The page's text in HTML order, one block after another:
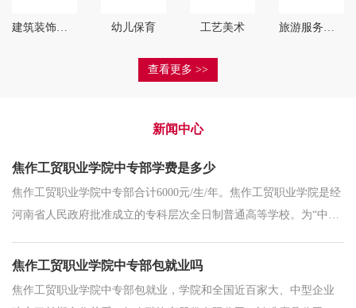
幼儿保育 工艺美术
查看更多 >>
新闻中心
焦作工贸职业学院中专部学费是多少
焦作工贸职业学院中专部合计6000元/生/年。焦作工贸职业学院是经
河南省人民政府批准成立的专科层次全日制普通高等学校。为“中国
程城乡劳动
焦作工贸职业学院中专部包就业吗
焦作工贸职业学院中专部包就业，学院和全国近百家大、中型企业